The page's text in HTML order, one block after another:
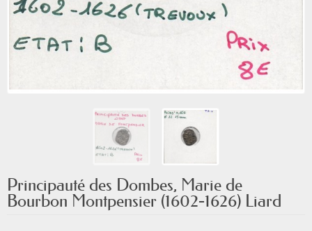
Principauté des Dombes, Marie de
Bourbon Montpensier (1602-1626) Liard